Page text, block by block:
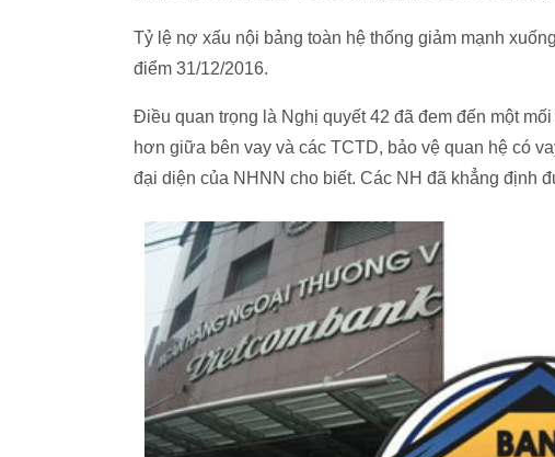
Tỷ lệ nợ xấu nội bảng toàn hệ thống giảm mạnh
điểm 31/12/2016.
Điều quan trọng là Nghị quyết 42 đã đem đến một
hơn giữa bên vay và các TCTD, bảo vệ quan hệ có
đại diện của NHNN cho biết. Các NH đã khẳng định